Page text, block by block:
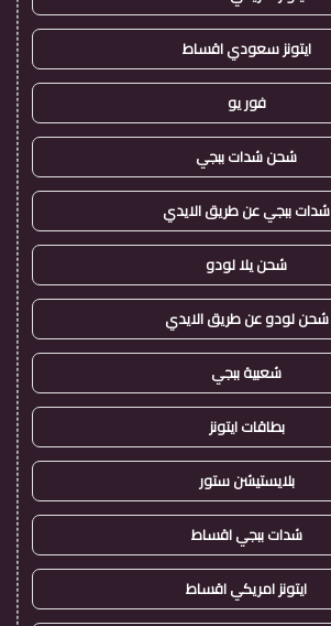
ايتونز سعودي اقساط
فور يو
شحن شدات ببجي
شدات ببجي عن طريق الايدي
شحن يلا لودو
شحن لودو عن طريق الايدي
شعبية ببجي
بطاقات ايتونز
بلايستيشن ستور
شدات ببجي اقساط
ايتونز امريكي اقساط